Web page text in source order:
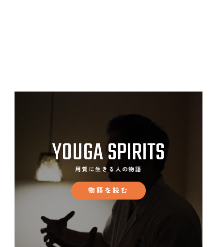
YOUGA SPIRITS
用賀に生きる人の物語
物語を読む